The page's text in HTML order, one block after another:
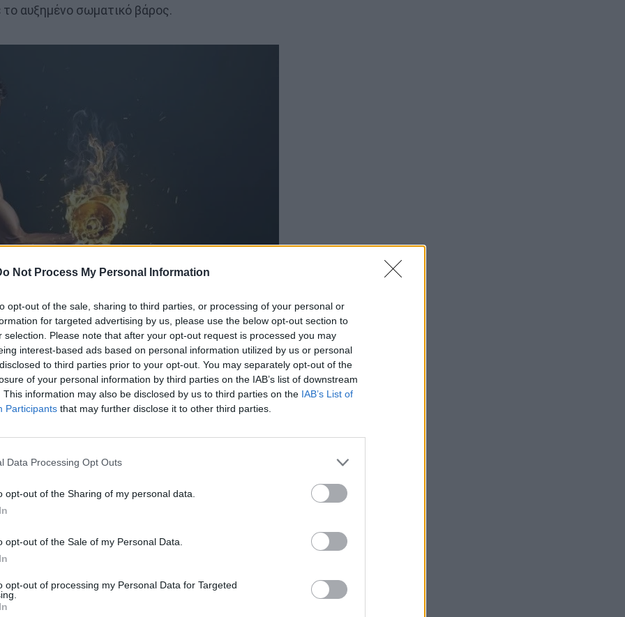
Not Process My Personal Information
opt-out of the sale, sharing to third parties, or processing of your personal or
for targeted advertising by us, please use the below opt-out section to
selection. Please note that after your opt-out request is processed you may
interest-based ads based on personal information utilized by us or personal
to third parties prior to your opt-out. You may separately opt-out of the
of your personal information by third parties on the IAB’s list of downstream
This information may also be disclosed by us to third parties on the IAB’s List of
Participants that may further disclose it to other third parties.
Data Processing Opt Outs
opt-out of the Sharing of my personal data.
opt-out of the Sale of my Personal Data.
opt-out of processing my Personal Data for Targeted
το αυξημένο σωματικό βάρος.
να καταλάβετε ποιο είδος λίπους έχετε στο
έχετε υγιή επίπεδα σακχάρου στο αίμα
χειμώνα
λίπος
οι τροφές σε θερμική ενέργεια. Όταν
το καφέ λίπος λειτουργεί σαν μυς,